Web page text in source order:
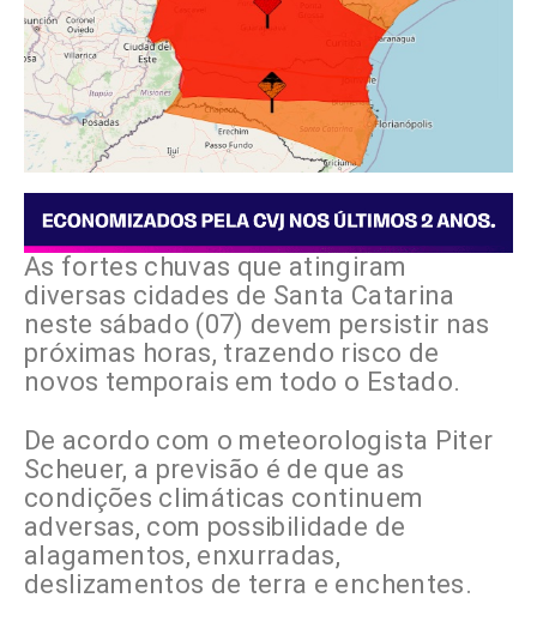
As fortes chuvas que atingiram
diversas cidades de Santa Catarina
neste sábado (07) devem persistir nas
próximas horas, trazendo risco de
novos temporais em todo o Estado.
De acordo com o meteorologista Piter
Scheuer, a previsão é de que as
condições climáticas continuem
adversas, com possibilidade de
alagamentos, enxurradas,
deslizamentos de terra e enchentes.